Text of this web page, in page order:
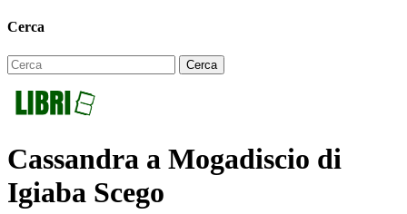
Cerca
Cassandra a Mogadiscio di
Igiaba Scego